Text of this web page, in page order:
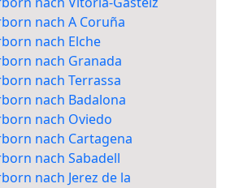
nach A Coruña
nach Elche
nach Granada
nach Terrassa
nach Badalona
nach Oviedo
nach Cartagena
nach Sabadell
nach Jerez de la